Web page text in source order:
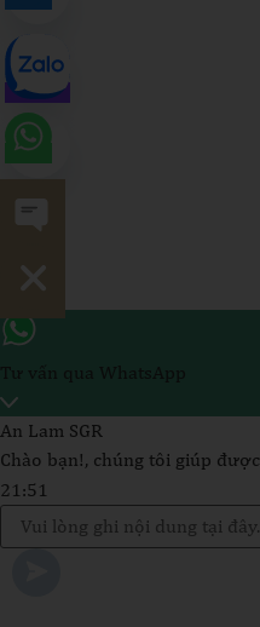
An Lam SGR
Chào bạn!, chúng tôi giúp
21:51
WhatsApp
Message